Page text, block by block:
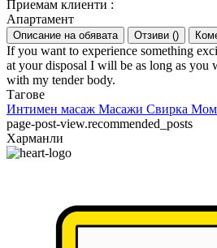
Приемам клиенти :
Апартамент
Описание на обявата Отзиви ()
If you want to experience something
at your disposal I will be as long as you
with my tender body.
Тагове
Интимен масаж Масажи Свирка
page-post-view.recommended_posts
Харманли